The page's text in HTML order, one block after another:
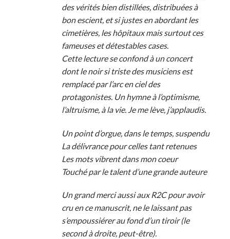
des vérités bien distillées, distribuées à
bon escient, et si justes en abordant les
cimetières, les hôpitaux mais surtout ces
fameuses et détestables cases.
Cette lecture se confond à un concert
dont le noir si triste des musiciens est
remplacé par l’arc en ciel des
protagonistes. Un hymne à l’optimisme,
l’altruisme, à la vie. Je me lève, j’applaudis.
Un point d’orgue, dans le temps, suspendu
La délivrance pour celles tant retenues
Les mots vibrent dans mon coeur
Touché par le talent d’une grande auteure
Un grand merci aussi aux R2C pour avoir
cru en ce manuscrit, ne le laissant pas
s’empoussiérer au fond d’un tiroir (le
second à droite, peut-être).